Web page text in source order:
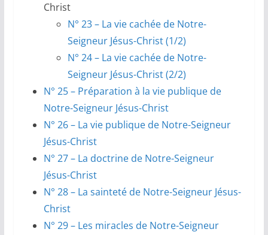
Christ
N° 23 – La vie cachée de Notre-
Seigneur Jésus-Christ (1/2)
N° 24 – La vie cachée de Notre-
Seigneur Jésus-Christ (2/2)
N° 25 – Préparation à la vie publique de
Notre-Seigneur Jésus-Christ
N° 26 – La vie publique de Notre-Seigneur
Jésus-Christ
N° 27 – La doctrine de Notre-Seigneur
Jésus-Christ
N° 28 – La sainteté de Notre-Seigneur Jésus-
Christ
N° 29 – Les miracles de Notre-Seigneur